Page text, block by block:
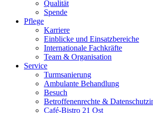
Qualität
Spende
Pflege
Karriere
Einblicke und Einsatzbereiche
Internationale Fachkräfte
Team & Organisation
Service
Turmsanierung
Ambulante Behandlung
Besuch
Betroffenenrechte &
Café-Bistro 21 Ost